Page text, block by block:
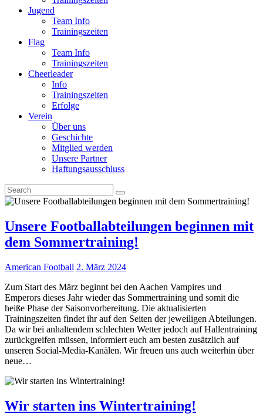
Jugend
Team Info
Trainingszeiten
Flag
Team Info
Trainingszeiten
Cheerleader
Info
Trainingszeiten
Erfolge
Verein
Über uns
Geschichte
Mitglied werden
Unsere Partner
Haftungsausschluss
Unsere Footballabteilungen beginnen mit
dem Sommertraining!
American Football 2. März 2024
Zum Start des März beginnt bei den Aachen Vampires und
Emperors dieses Jahr wieder das Sommertraining und somit die
heiße Phase der Saisonvorbereitung. Die aktualisierten
Trainingszeiten findet ihr auf den Seiten der jeweiligen Abteilungen.
Da wir bei anhaltendem schlechten Wetter jedoch auf Hallentraining
zurückgreifen müssen, informiert euch am besten zusätzlich auf
unseren Social-Media-Kanälen. Wir freuen uns auch weiterhin über
neue…
Wir starten ins Wintertraining!